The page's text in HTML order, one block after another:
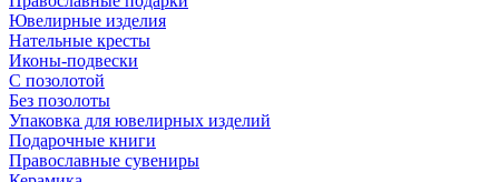
Ювелирные изделия
Нательные кресты
Иконы-подвески
С позолотой
Без позолоты
Упаковка для ювелирных изделий
Подарочные книги
Православные сувениры